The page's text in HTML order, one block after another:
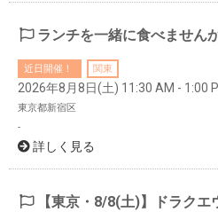
ランチを一緒に食べません
近日開催！ 関東
2026年8月8日(土) 11:30 AM - 1:00
東京都新宿区
-
詳しく見る
【東京・8/8(土)】ドラクエ